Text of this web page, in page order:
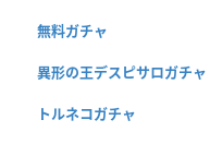
無料ガチャ
異形の王デスピサロガチャ
トルネコガチャ